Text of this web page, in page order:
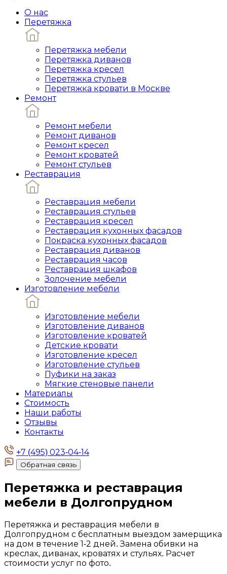
О нас
Перетяжка
Перетяжка мебели
Перетяжка диванов
Перетяжка кресел
Перетяжка стульев
Перетяжка кровати в Москве
Ремонт
Ремонт мебели
Ремонт диванов
Ремонт кресел
Ремонт кроватей
Ремонт стульев
Реставрация
Реставрация мебели
Реставрация стульев
Реставрация кресел
Реставрация кухонных фасадов
Покраска кухонных фасадов
Реставрация диванов
Реставрация часов
Реставрация шкафов
Золочение мебели
Изготовление мебели
Изготовление мебели
Изготовление диванов
Изготовление кроватей
Детские кровати
Изготовление кресел
Изготовление стульев
Пуфики на заказ
Мягкие стеновые панели
Материалы
Стоимость
Наши работы
Отзывы
Контакты
+7 (495) 023-04-14
Обратная связь
Перетяжка и реставрация
мебели в Долгопрудном
Перетяжка и реставрация мебели в
Долгопрудном с бесплатным выездом замерщика
на дом в течение 1-2 дней. Замена обивки на
креслах, диванах, кроватях и стульях. Расчет
стоимости услуг по фото.